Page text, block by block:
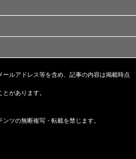
ルアドレス等を含め、記事の内容は掲載時点
があります。
ツの無断複写・転載を禁じます。